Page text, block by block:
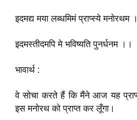
इदमद्य मया लब्धमिमं प्राप्स्ये मनोरथम ।
इदमस्तीदमपि मे भविष्यति पुनर्धनम ।।
भावार्थ :
वे सोचा करते हैं कि मैंने आज यह
इस मनोरथ को प्राप्त कर लूँगा।